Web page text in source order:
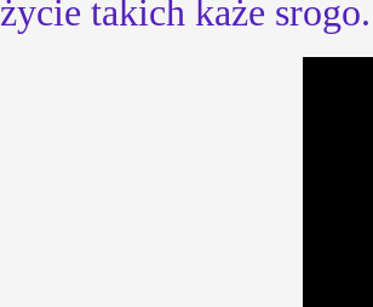
życie takich każe srogo.